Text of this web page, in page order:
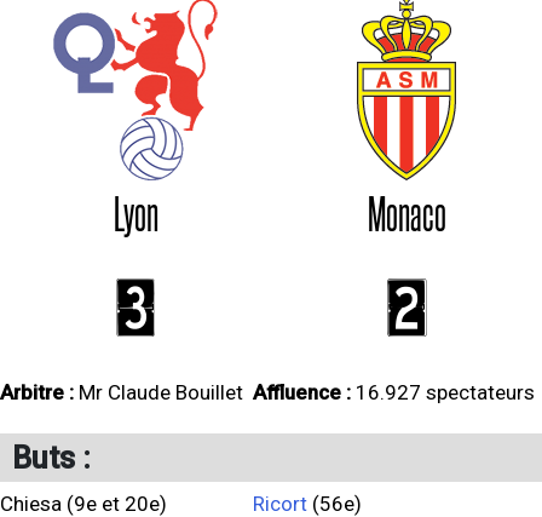
Lyon Monaco
3 2
Arbitre : Mr Claude Bouillet Affluence : 16.927 spectateurs
Buts :
Chiesa (9e et 20e)
Ricort(56e)